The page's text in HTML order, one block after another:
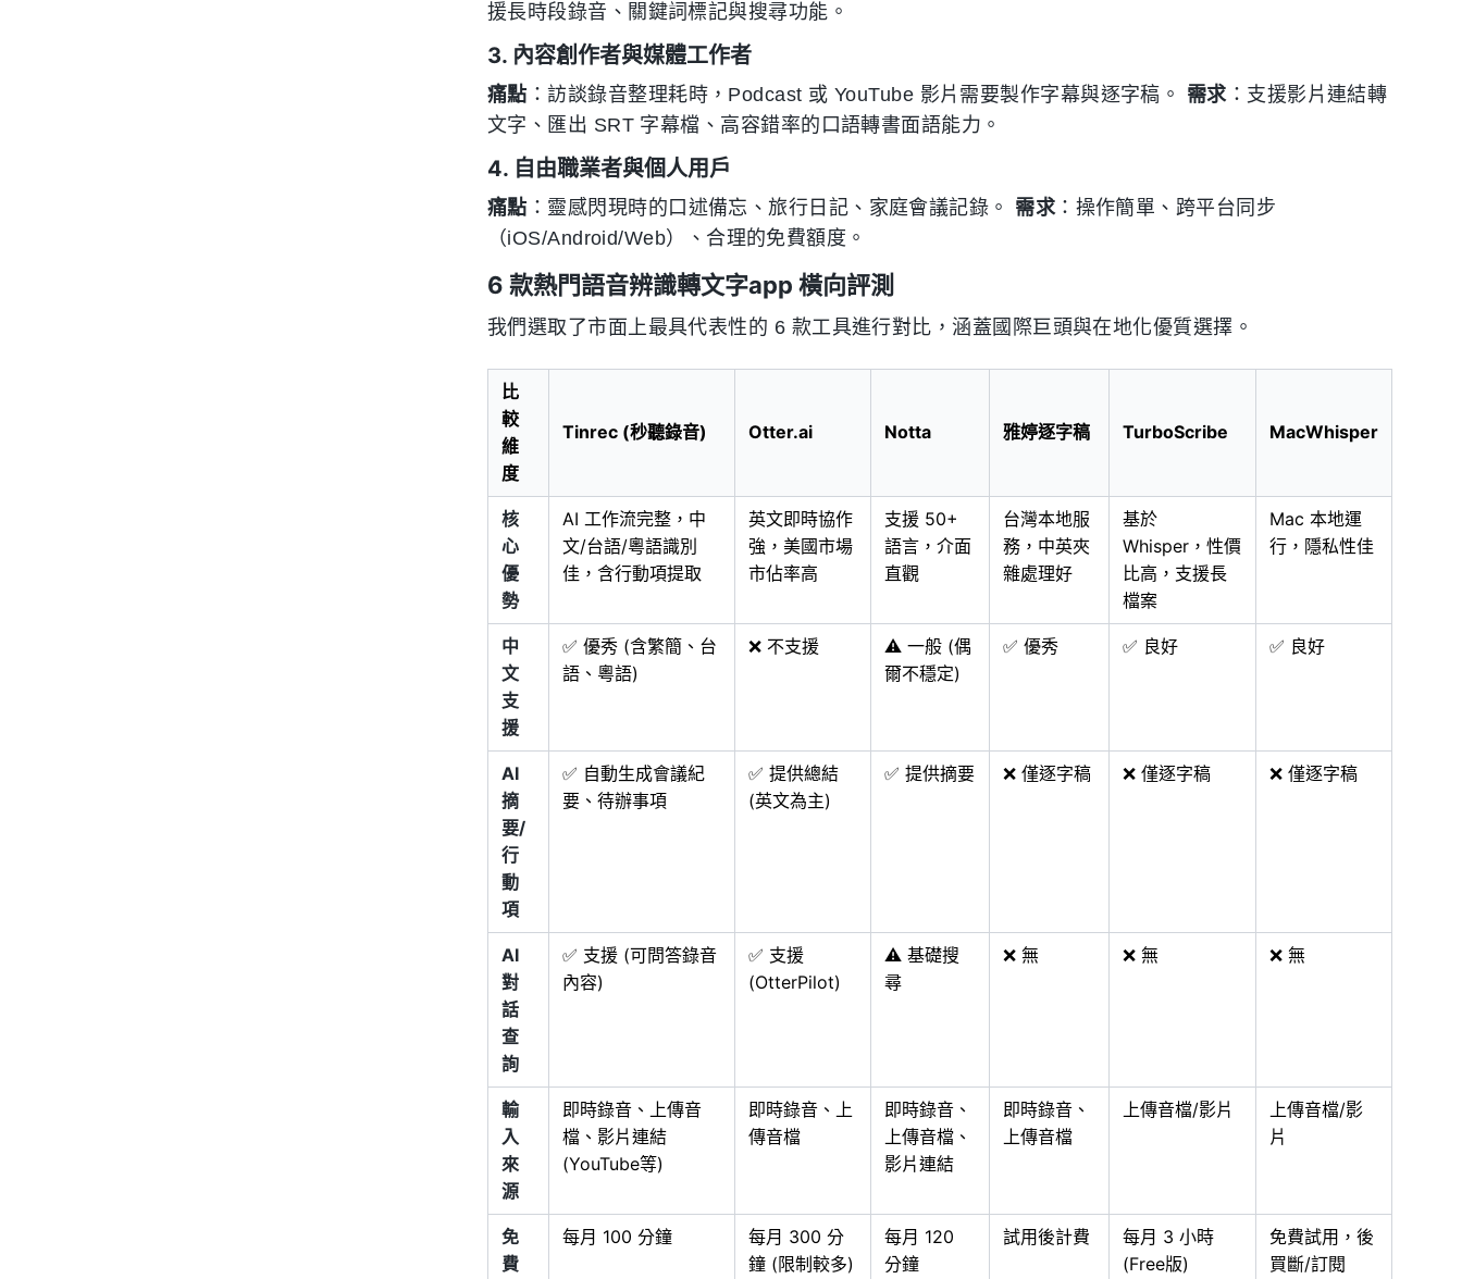
援長時段錄音、關鍵詞標記與搜尋功能。
3. 內容創作者與媒體工作者
痛點 ：訪談錄音整理耗時，Podcast 或 YouTube 影片需要製作字幕與逐字稿。 需求：支援影片連結轉
文字、匯出 SRT 字幕檔、高容錯率的口語轉書面語能力。
4. 自由職業者與個人用戶
痛點 ：靈感閃現時的口述備忘、旅行日記、家庭會議記錄。 需求：操作簡單、跨平台同步
（iOS/Android/Web）、合理的免費額度。
6 款熱門語音辨識轉文字app 橫向評測
我們選取了市面上最具代表性的 6 款工具進行對比，涵蓋國際巨頭與在地化優質選擇。
比
較
維
度
Tinrec (秒聽錄音) Otter.ai Notta 雅婷逐字稿 TurboScribe MacWhisper
核
心
優
勢
AI 工作流完整，中
文/台語/粵語識別
佳，含行動項提取
英文即時協作
強，美國市場
市佔率高
支援 50+
語言，介面
直觀
台灣本地服
務，中英夾
雜處理好
基於
Whisper，性價
比高，支援長
檔案
Mac 本地運
行，隱私性佳
中
文
支
援
✅ 優秀 (含繁簡、台
語、粵語)
❌ 不支援
⚠️ 一般 (偶
爾不穩定)
✅ 優秀 ✅ 良好 ✅ 良好
AI
摘
要/
行
動
項
✅ 自動生成會議紀
要、待辦事項
✅ 提供總結
(英文為主)
✅ 提供摘要 ❌ 僅逐字稿 ❌ 僅逐字稿 ❌ 僅逐字稿
AI
對
話
查
詢
✅ 支援 (可問答錄音
內容)
✅ 支援
(OtterPilot)
⚠️ 基礎搜
尋
❌ 無 ❌ 無 ❌ 無
輸
入
來
源
即時錄音、上傳音
檔、影片連結
(YouTube等)
即時錄音、上
傳音檔
即時錄音、
上傳音檔、
影片連結
即時錄音、
上傳音檔
上傳音檔/影片
上傳音檔/影
片
免
費
每月 100 分鐘
每月 300 分
鐘 (限制較多)
每月 120
分鐘
試用後計費
每月 3 小時
(Free版)
免費試用，後
買斷/訂閱